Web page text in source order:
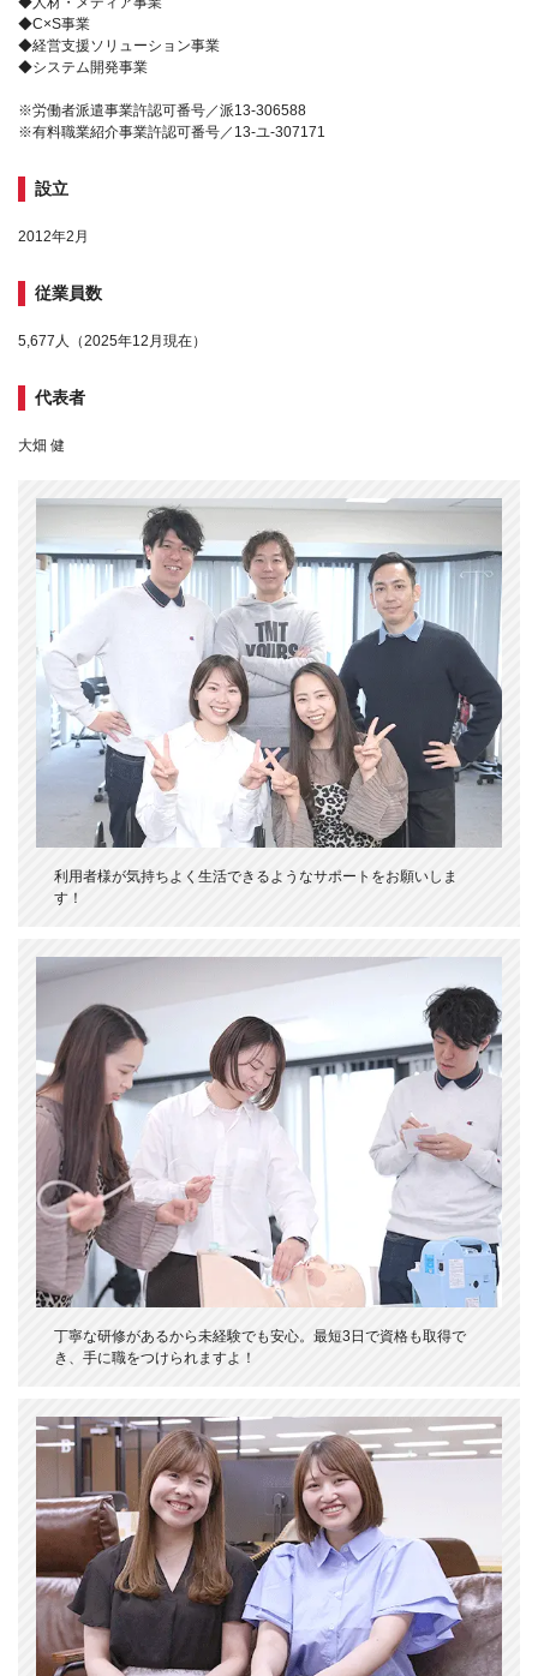
◆C×S事業
◆経営支援ソリューション事業
◆システム開発事業
※労働者派遣事業許認可番号／派13-306588
※有料職業紹介事業許認可番号／13-ユ-307171
設立
2012年2月
従業員数
5,677人（2025年12月現在）
代表者
大畑 健
利用者様が気持ちよく生活できるようなサポートをお願いしま
す！
丁寧な研修があるから未経験でも安心。最短3日で資格も取得で
き、手に職をつけられますよ！